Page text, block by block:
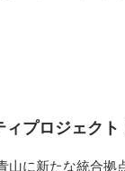
プロジェク
に新たな統合拠